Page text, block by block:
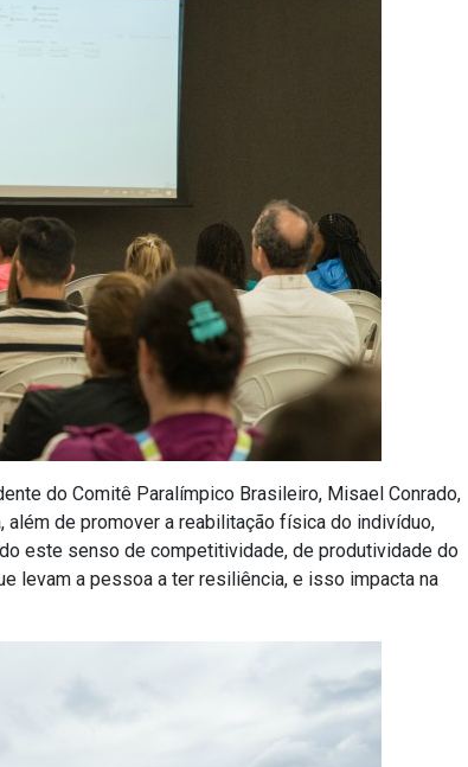
do Comitê Paralímpico Brasileiro, Misael Conrado,
de promover a reabilitação física do indivíduo,
este senso de competitividade, de produtividade do
levam a pessoa a ter resiliência, e isso impacta na